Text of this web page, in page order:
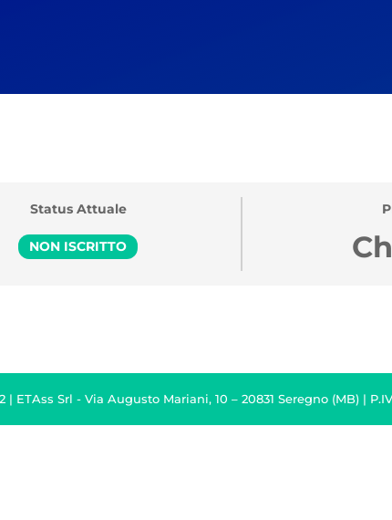
Status Attuale
NON ISCRITTO
| ETAss Srl - Via Augusto Mariani, 10 – 20831 Seregno (MB) |